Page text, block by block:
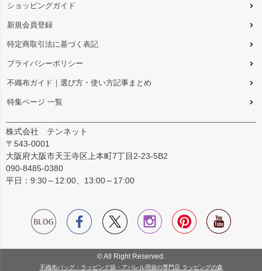
ショッピングガイド
新規会員登録
特定商取引法に基づく表記
プライバシーポリシー
不織布ガイド｜選び方・使い方記事まとめ
特集ページ 一覧
株式会社 テンネット
〒543-0001
大阪府大阪市天王寺区上本町7丁目2-23-5B2
090-8485-0380
平日：9:30～12:00、13:00～17:00
© All Right Reserved.
不織布バッグ・ラッピング袋・アパレル用袋の専門店 ラッピングの森